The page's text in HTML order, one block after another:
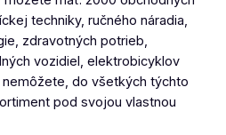
techniky, ručného náradia,
zdravotných potrieb,
vozidiel, elektrobicyklov
do všetkých týchto
pod svojou vlastnou